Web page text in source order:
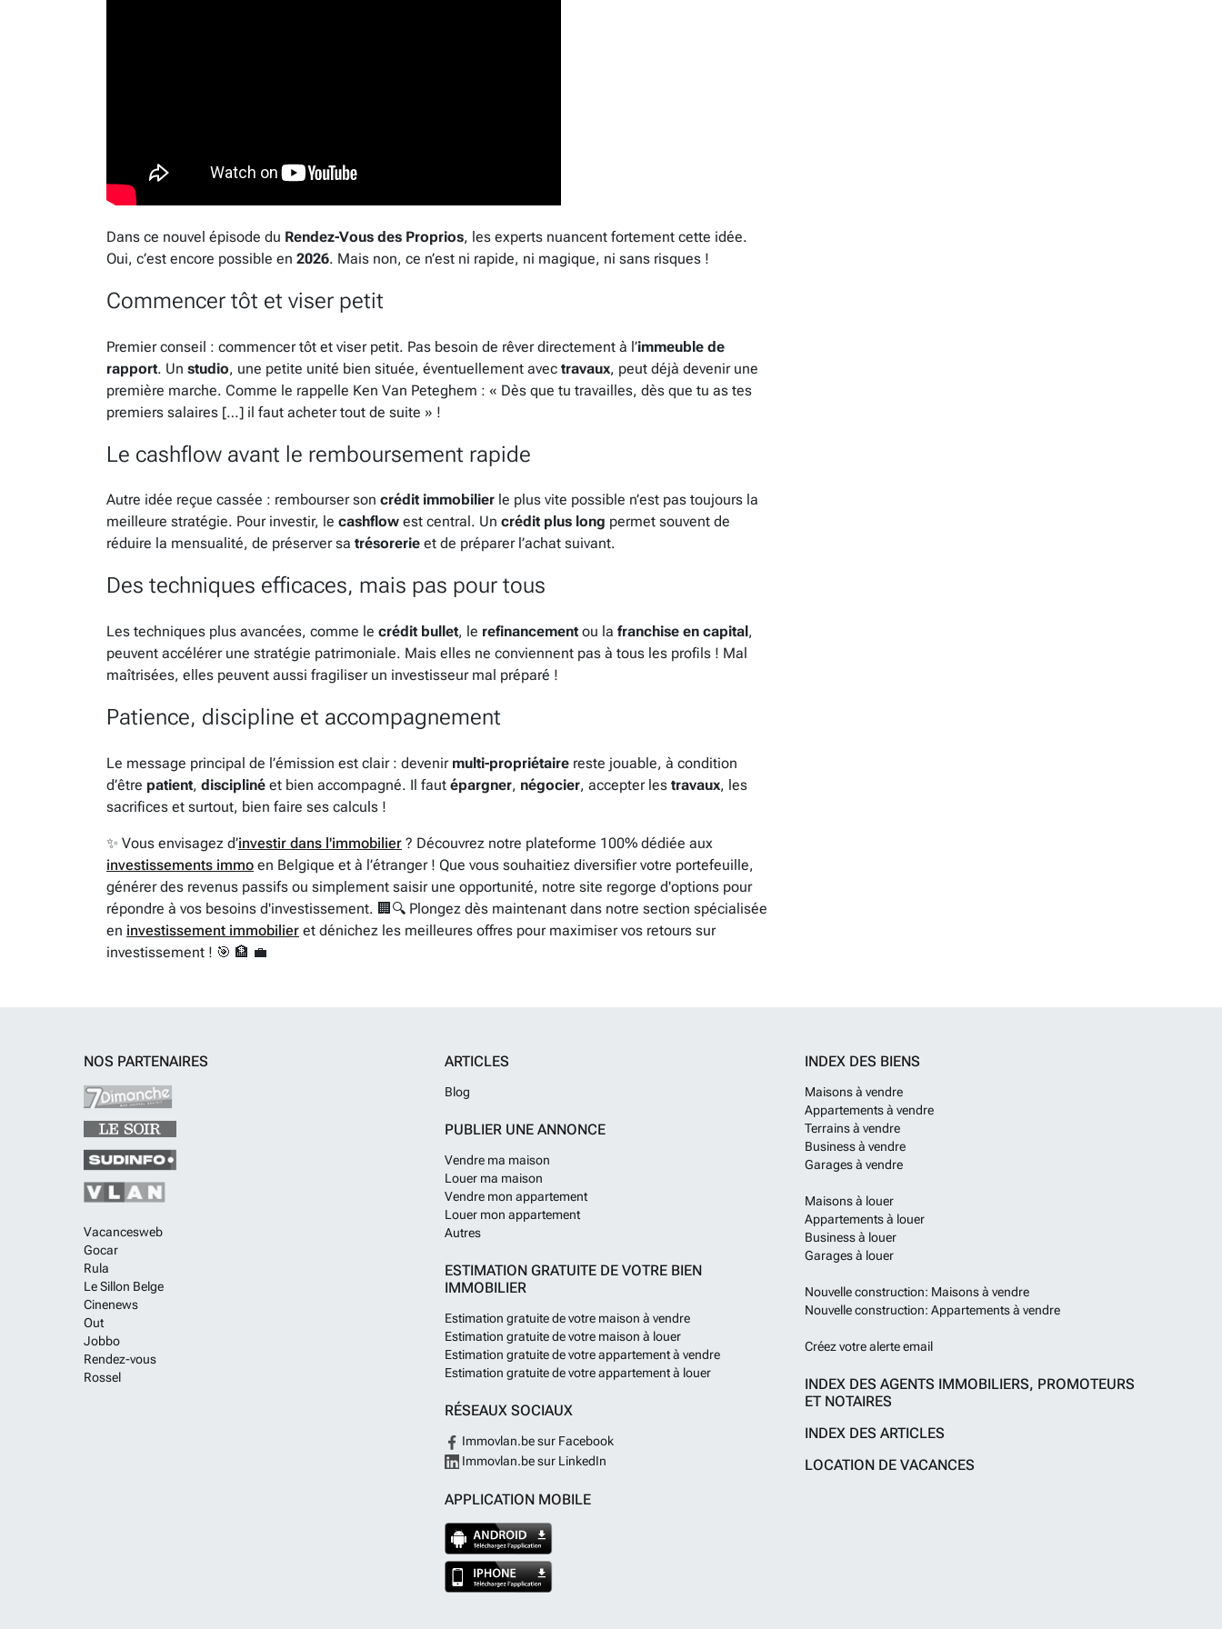
Dans ce nouvel épisode du Rendez-Vous des Proprios, les experts nuancent fortement cette idée.
Oui, c’est encore possible en 2026. Mais non, ce n’est ni rapide, ni magique, ni sans risques !
Commencer tôt et viser petit
Premier conseil : commencer tôt et viser petit. Pas besoin de rêver directement à l’immeuble de
rapport. Un studio, une petite unité bien située, éventuellement avec travaux, peut déjà devenir une
première marche. Comme le rappelle Ken Van Peteghem : « Dès que tu travailles, dès que tu as tes
premiers salaires […] il faut acheter tout de suite » !
Le cashflow avant le remboursement rapide
Autre idée reçue cassée : rembourser son crédit immobilier le plus vite possible n’est pas toujours la
meilleure stratégie. Pour investir, le cashflow est central. Un crédit plus long permet souvent de
réduire la mensualité, de préserver sa trésorerie et de préparer l’achat suivant.
Des techniques efficaces, mais pas pour tous
Les techniques plus avancées, comme le crédit bullet, le refinancement ou la franchise en capital ,
peuvent accélérer une stratégie patrimoniale. Mais elles ne conviennent pas à tous les profils ! Mal
maîtrisées, elles peuvent aussi fragiliser un investisseur mal préparé !
Patience, discipline et accompagnement
Le message principal de l’émission est clair : devenir multi-propriétaire reste jouable, à condition
d’être patient, discipliné et bien accompagné. Il faut épargner, négocier, accepter les travaux, les
sacrifices et surtout, bien faire ses calculs !
✨ Vous envisagez d’investir dans l'immobilier ? Découvrez notre plateforme 100% dédiée aux
investissements immo en Belgique et à l’étranger ! Que vous souhaitiez diversifier votre portefeuille,
générer des revenus passifs ou simplement saisir une opportunité, notre site regorge d'options pour
répondre à vos besoins d'investissement. 🏢🔍 Plongez dès maintenant dans notre section spécialisée
en investissement immobilier et dénichez les meilleures offres pour maximiser vos retours sur
investissement ! 🎯 🏦 💼
NOS PARTENAIRES
Vacancesweb
Gocar
Rula
Le Sillon Belge
Cinenews
Out
Jobbo
Rendez-vous
Rossel
ARTICLES
Blog
PUBLIER UNE ANNONCE
Vendre ma maison
Louer ma maison
Vendre mon appartement
Louer mon appartement
Autres
ESTIMATION GRATUITE DE VOTRE BIEN
IMMOBILIER
Estimation gratuite de votre maison à vendre
Estimation gratuite de votre maison à louer
Estimation gratuite de votre appartement à vendre
Estimation gratuite de votre appartement à louer
RÉSEAUX SOCIAUX
Immovlan.be sur Facebook
Immovlan.be sur LinkedIn
APPLICATION MOBILE
INDEX DES BIENS
Maisons à vendre
Appartements à vendre
Terrains à vendre
Business à vendre
Garages à vendre
Maisons à louer
Appartements à louer
Business à louer
Garages à louer
Nouvelle construction: Maisons à vendre
Nouvelle construction: Appartements à vendre
Créez votre alerte email
INDEX DES AGENTS IMMOBILIERS, PROMOTEURS
ET NOTAIRES
INDEX DES ARTICLES
LOCATION DE VACANCES